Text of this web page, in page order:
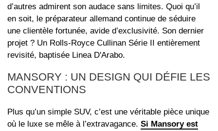
d’autres admirent son audace sans limites. Quoi qu’il
en soit, le préparateur allemand continue de séduire
une clientèle fortunée, avide d’exclusivité. Son dernier
projet ? Un Rolls-Royce Cullinan Série II entièrement
revisité, baptisée Linea D'Arabo.
MANSORY : UN DESIGN QUI DÉFIE LES
CONVENTIONS
Plus qu’un simple SUV, c’est une véritable pièce unique
où le luxe se mêle à l’extravagance. Si Mansory est